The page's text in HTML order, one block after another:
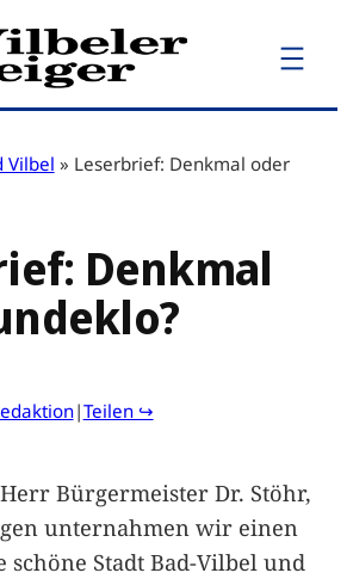
Vilbel » Leserbrief: Denkmal oder
Denkmal
|Teilen ↪
Bürgermeister Dr. Stöhr,
unternahmen wir einen
Stadt Bad-Vilbel und